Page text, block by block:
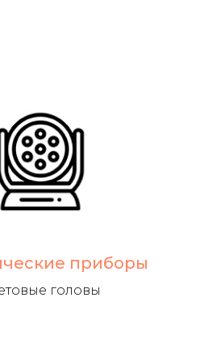
приборы
головы